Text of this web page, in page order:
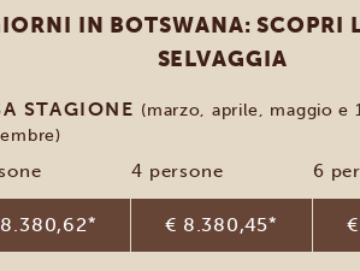
IN BOTSWANA: SCOPRI
SELVAGGIA
STAGIONE (marzo, aprile, maggio e
*
4 persone
€ 8.380,45*
6